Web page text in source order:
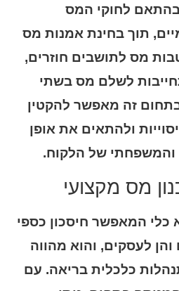
לחוקי המס
תוך בחינת אמנות מס
מס לתושבים חוזרים,
לשלם מס בשתי
בתחום זה מאפשר להקטין
ולהתאים את אופן
והמשפחתי של הלקוח.
מס מקצועי
כלי המאפשר חיסכון כספי
לעסקים, והוא מהווה
כלכלית בריאה. עם